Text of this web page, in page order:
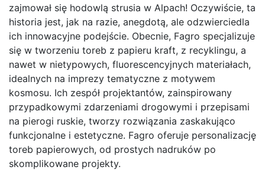
zajmował się hodowlą strusia w Alpach! Oczywiście, ta
historia jest, jak na razie, anegdotą, ale odzwierciedla
ich innowacyjne podejście. Obecnie, Fagro specjalizuje
się w tworzeniu toreb z papieru kraft, z recyklingu, a
nawet w nietypowych, fluorescencyjnych materiałach,
idealnych na imprezy tematyczne z motywem
kosmosu. Ich zespół projektantów, zainspirowany
przypadkowymi zdarzeniami drogowymi i przepisami
na pierogi ruskie, tworzy rozwiązania zaskakująco
funkcjonalne i estetyczne. Fagro oferuje personalizację
toreb papierowych, od prostych nadruków po
skomplikowane projekty.